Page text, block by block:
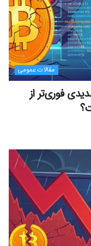
مقالات عمومی
فوری‌تر از